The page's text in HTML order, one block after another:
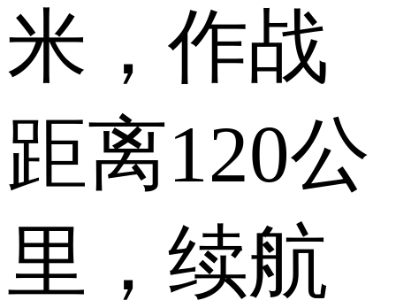
米，作战
距离120公
里，续航